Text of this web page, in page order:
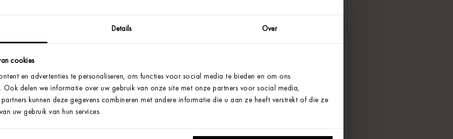
Details Over
cookies
en advertenties te personaliseren, om functies voor social media te bieden en om ons
Ook delen we informatie over uw gebruik van onze site met onze partners voor social media,
kunnen deze gegevens combineren met andere informatie die u aan ze heeft verstrekt of die ze
uw gebruik van hun services.